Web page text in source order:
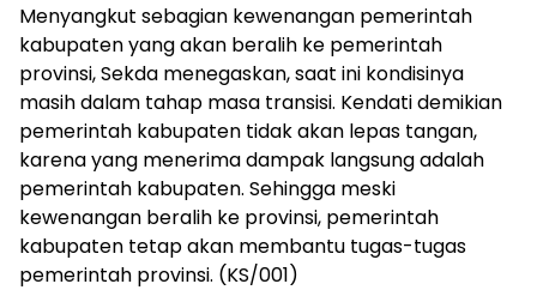
Menyangkut sebagian kewenangan pemerintah
kabupaten yang akan beralih ke pemerintah
provinsi, Sekda menegaskan, saat ini kondisinya
masih dalam tahap masa transisi. Kendati demikian
pemerintah kabupaten tidak akan lepas tangan,
karena yang menerima dampak langsung adalah
pemerintah kabupaten. Sehingga meski
kewenangan beralih ke provinsi, pemerintah
kabupaten tetap akan membantu tugas-tugas
pemerintah provinsi. (KS/001)